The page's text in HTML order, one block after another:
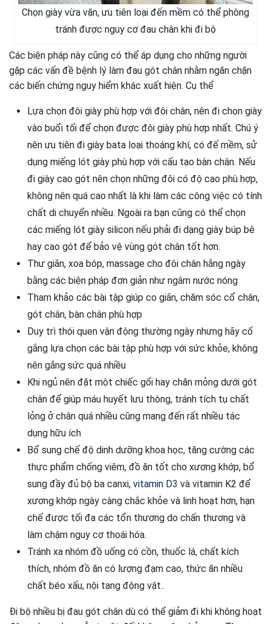
Chọn giày vừa vặn, ưu tiên loại đến mềm có thể phòng
tránh được nguy cơ đau chân khi đi bộ
Các biện pháp này cũng có thể áp dụng cho những người
gặp các vấn đề bệnh lý làm đau gót chân nhằm ngăn chặn
các biến chứng nguy hiểm khác xuất hiện. Cụ thể
Lựa chọn đôi giày phù hợp với đôi chân, nên đi chọn giày
vào buổi tối để chọn được đôi giày phù hợp nhất. Chú ý
nên ưu tiên đi giày bata loại thoáng khí, có đế mềm, sử
dụng miếng lót giày phù hợp với cấu tạo bàn chân. Nếu
đi giày cao gót nên chọn những đôi có độ cao phù hợp,
không nên quá cao nhất là khi làm các công việc có tính
chất di chuyển nhiều. Ngoài ra bạn cũng có thể chọn
các miếng lót giày silicon nếu phải đi dạng giày búp bê
hay cao gót để bảo vệ vùng gót chân tốt hơn.
Thư giãn, xoa bóp, massage cho đôi chân hằng ngày
bằng các biện pháp đơn giản như ngâm nước nóng
Tham khảo các bài tập giúp co giãn, chăm sóc cổ chân,
gót chân, bàn chân phù hợp
Duy trì thói quen vận động thường ngày nhưng hãy cố
gắng lựa chọn các bài tập phù hợp với sức khỏe, không
nên gắng sức quá nhiều
Khi ngủ nên đặt một chiếc gối hay chăn mỏng dưới gót
chân để giúp máu huyết lưu thông, tránh tích tụ chất
lỏng ở chân quá nhiều cũng mang đến rất nhiều tác
dụng hữu ích
Bổ sung chế độ dinh dưỡng khoa học, tăng cường các
thực phẩm chống viêm, đồ ăn tốt cho xương khớp, bổ
sung đầy đủ bộ ba canxi, vitamin D3 và vitamin K2 để
xương khớp ngày càng chắc khỏe và linh hoạt hơn, hạn
chế được tối đa các tổn thương do chấn thương và
làm chậm nguy cơ thoái hóa.
Tránh xa nhóm đồ uống có cồn, thuốc lá, chất kích
thích, nhóm đồ ăn có lượng đạm cao, thức ăn nhiều
chất béo xấu, nội tạng động vật..
Đi bộ nhiều bị đau gót chân dù có thể giảm đi khi không hoạt